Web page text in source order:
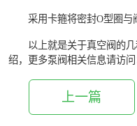
采用卡箍将密封O型圈与
以上就是关于真空阀的几
绍，更多泵阀相关信息请访问
上一篇